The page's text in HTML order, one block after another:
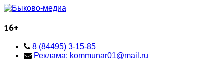
16+
8 (84495) 3-15-85
Реклама: kommunar01@mail.ru